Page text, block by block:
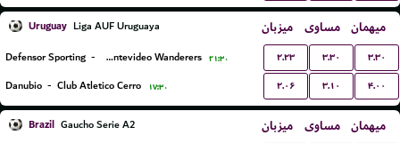
Uruguay Liga AUF Uruguaya میزبان مساوی میهمان
Defensor Sporting - Montevideo Wanderers ۲۱:۳۰ ۲.۲۳ ۳.۳۰ ۳.۳۰
Danubio - Club Atletico Cerro ۱۷:۳۰ ۲.۰۶ ۳.۱۰ ۴.۰۰
Brazil Gaucho Serie A2 میزبان مساوی میهمان